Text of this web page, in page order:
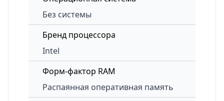
Без системы
Бренд процессора
Intel
Форм-фактор RAM
Распаянная оперативная память